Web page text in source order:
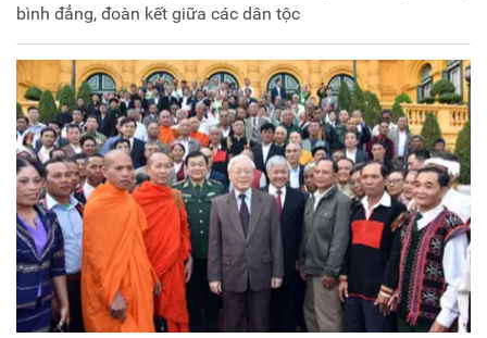
bình đẳng, đoàn kết giữa các dân tộc